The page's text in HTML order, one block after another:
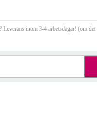
Leverans inom 3-4 arbetsdagar! (om